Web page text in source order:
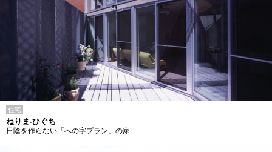
住宅
ねりま-ひぐち
日陰を作らない「への字プラン」の家